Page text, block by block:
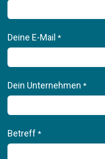
Deine E-Mail *
Dein Unternehmen *
Betreff *